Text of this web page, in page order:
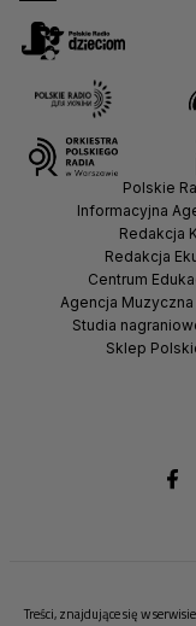
Polskie
Informacyjna
Redakcja
Redakcja
Centrum
Agencja
Studia
Sklep
Treści, znajdujące się w